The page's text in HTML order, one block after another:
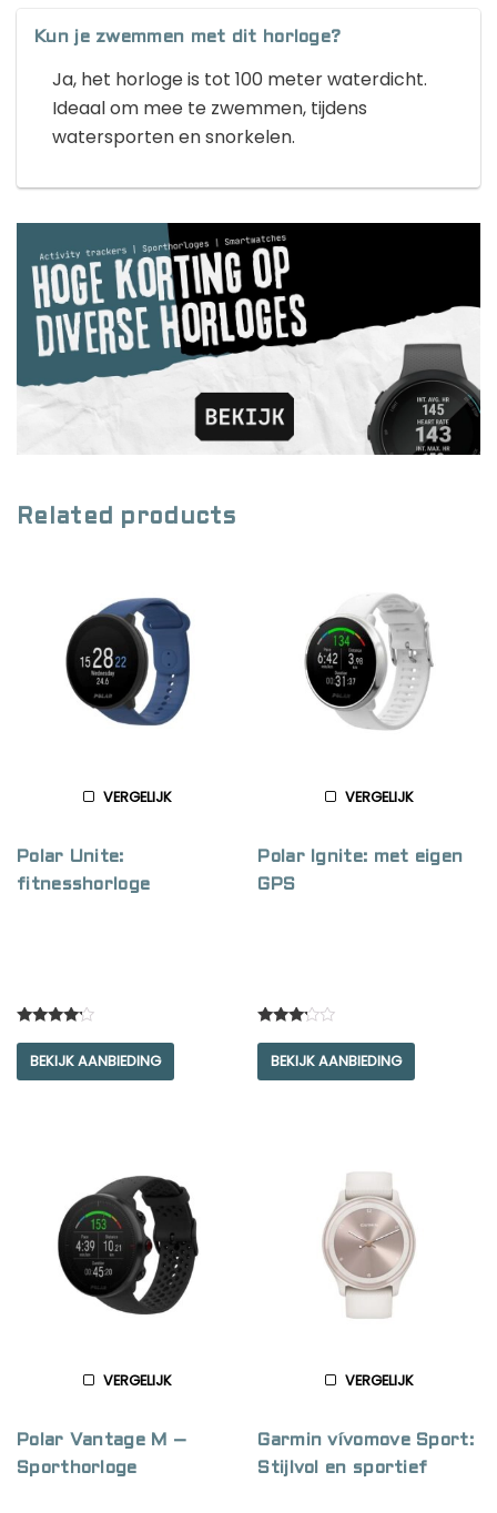
Kun je zwemmen met dit horloge?
Ja, het horloge is tot 100 meter waterdicht.
Ideaal om mee te zwemmen, tijdens
watersporten en snorkelen.
Related products
VERGELIJK
Polar Unite:
fitnesshorloge
4.00
out of 5
BEKIJK AANBIEDING
VERGELIJK
Polar Ignite: met eigen
GPS
3.00
out of
5
BEKIJK AANBIEDING
VERGELIJK
Polar Vantage M –
Sporthorloge
VERGELIJK
Garmin vívomove Sport:
Stijlvol en sportief